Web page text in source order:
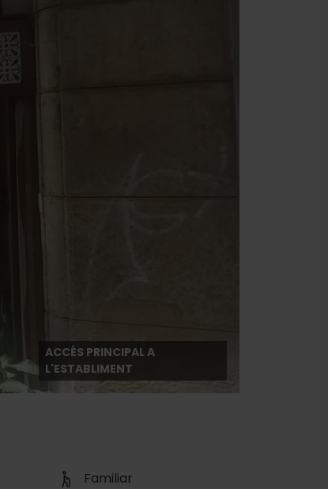
ACCÉS PRINCIPAL A
L'ESTABLIMENT
Familiar